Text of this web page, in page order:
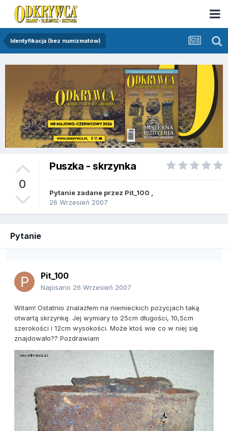
Identyfikacja (bez numizmatów)
0
Puszka - skrzynka
Pytanie zadane przez Pit_100
26 Wrzesień 2007
Pytanie
Pit_100
Napisano 26 Wrzesień 2007
Witam! Ostatnio znalazłem na niemieckich pozycjach taką
otwartą skrzynkę. Jej wymiary to 25cm długości, 10,5cm
szerokości i 12cm wysokości. Może ktoś wie co w niej się
znajdowało?? Pozdrawiam